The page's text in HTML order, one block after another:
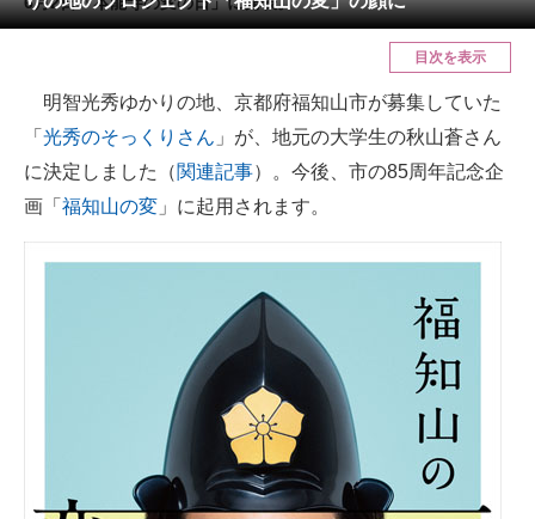
メディア
ITの今と未来を見通す
スマホと通信の最新トレンド
進化するPCとデバイスの未来
ビジネスと働き方のヒント
AI活用のいまが分かる
企業ITのトレンドを詳説
経営リーダーのコミュニティ
目次を表示
明智光秀ゆかりの地、京都府福知山市が募集していた
「 光秀のそっくりさん 」が、地元の大学生の秋山蒼さん
に決定しました（関連記事）。今後、市の85周年記念企
画「 福知山の変 」に起用されます。